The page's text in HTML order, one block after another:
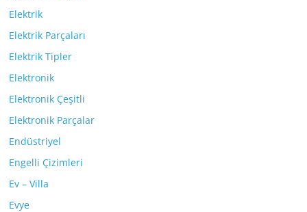
Elektrik
Elektrik Parçaları
Elektrik Tipler
Elektronik
Elektronik Çeşitli
Elektronik Parçalar
Endüstriyel
Engelli Çizimleri
Ev – Villa
Evye